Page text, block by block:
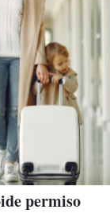
permiso